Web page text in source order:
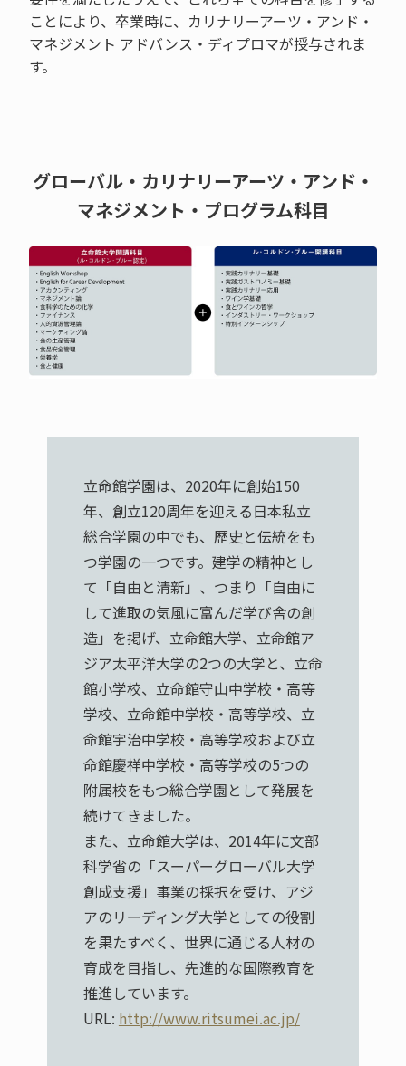
ことにより、卒業時に、カリナリーアーツ・アンド・
マネジメント アドバンス・ディプロマが授与されま
す。
グローバル・カリナリーアーツ・アンド・
マネジメント・プログラム科目
立命館学園は、2020年に創始150
年、創立120周年を迎える日本私立
総合学園の中でも、歴史と伝統をも
つ学園の一つです。建学の精神とし
て「自由と清新」、つまり「自由に
して進取の気風に富んだ学び舎の創
造」を掲げ、立命館大学、立命館ア
ジア太平洋大学の2つの大学と、立命
館小学校、立命館守山中学校・高等
学校、立命館中学校・高等学校、立
命館宇治中学校・高等学校および立
命館慶祥中学校・高等学校の5つの
附属校をもつ総合学園として発展を
続けてきました。
また、立命館大学は、2014年に文部
科学省の「スーパーグローバル大学
創成支援」事業の採択を受け、アジ
アのリーディング大学としての役割
を果たすべく、世界に通じる人材の
育成を目指し、先進的な国際教育を
推進しています。
URL: http://www.ritsumei.ac.jp/